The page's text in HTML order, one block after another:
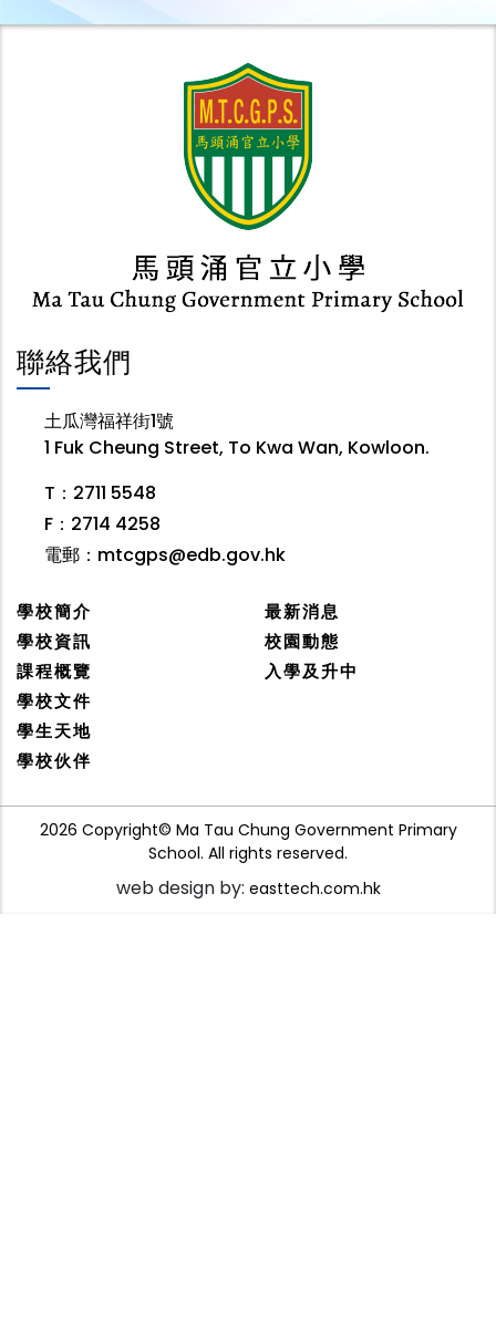
聯絡我們
土瓜灣福祥街1號
1 Fuk Cheung Street, To Kwa Wan, Kowloon.
T：2711 5548
F：2714 4258
電郵： mtcgps@edb.gov.hk
學校簡介
學校資訊
課程概覽
學校文件
學生天地
學校伙伴
最新消息
校園動態
入學及升中
2026 Copyright© Ma Tau Chung Government Primary
School. All rights reserved.
web design by: easttech.com.hk